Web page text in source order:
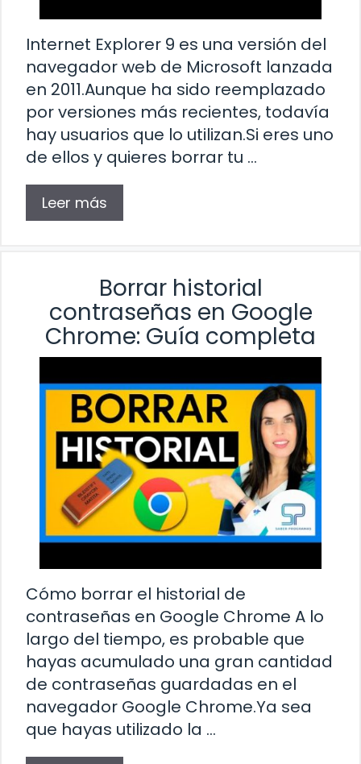
Internet Explorer 9 es una versión del
navegador web de Microsoft lanzada
en 2011.Aunque ha sido reemplazado
por versiones más recientes, todavía
hay usuarios que lo utilizan.Si eres uno
de ellos y quieres borrar tu …
Leer más
Borrar historial
contraseñas en Google
Chrome: Guía completa
Cómo borrar el historial de
contraseñas en Google Chrome A lo
largo del tiempo, es probable que
hayas acumulado una gran cantidad
de contraseñas guardadas en el
navegador Google Chrome.Ya sea
que hayas utilizado la …